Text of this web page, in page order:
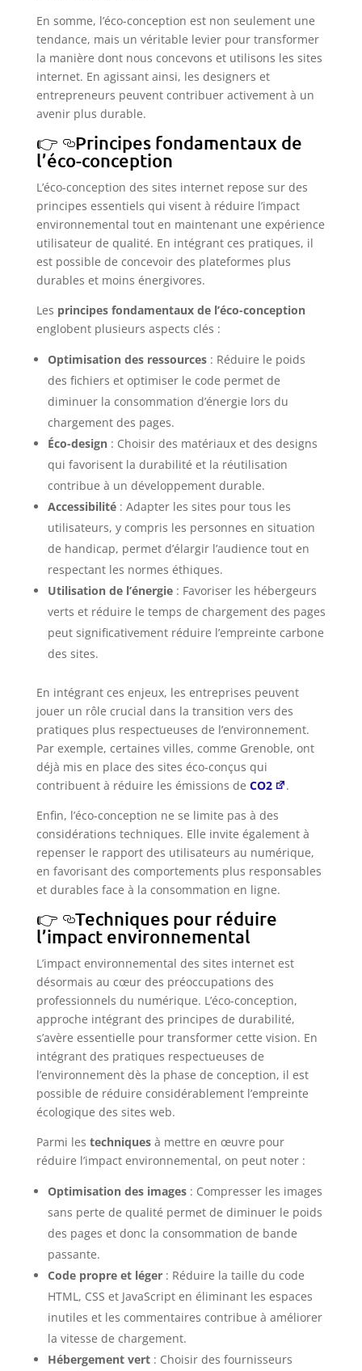
En somme, l’éco-conception est non seulement une
tendance, mais un véritable levier pour transformer
la manière dont nous concevons et utilisons les sites
internet. En agissant ainsi, les designers et
entrepreneurs peuvent contribuer activement à un
avenir plus durable.
Principes fondamentaux de
l’éco-conception
L’éco-conception des sites internet repose sur des
principes essentiels qui visent à réduire l’impact
environnemental tout en maintenant une expérience
utilisateur de qualité. En intégrant ces pratiques, il
est possible de concevoir des plateformes plus
durables et moins énergivores.
Les principes fondamentaux de l’éco-conception
englobent plusieurs aspects clés :
Optimisation des ressources: Réduire le poids
des fichiers et optimiser le code permet de
diminuer la consommation d’énergie lors du
chargement des pages.
Éco-design: Choisir des matériaux et des designs
qui favorisent la durabilité et la réutilisation
contribue à un développement durable.
Accessibilité: Adapter les sites pour tous les
utilisateurs, y compris les personnes en situation
de handicap, permet d’élargir l’audience tout en
respectant les normes éthiques.
Utilisation de l’énergie: Favoriser les hébergeurs
verts et réduire le temps de chargement des pages
peut significativement réduire l’empreinte carbone
des sites.
En intégrant ces enjeux, les entreprises peuvent
jouer un rôle crucial dans la transition vers des
pratiques plus respectueuses de l’environnement.
Par exemple, certaines villes, comme Grenoble, ont
déjà mis en place des sites éco-conçus qui
contribuent à réduire les émissions de CO2
.
Enfin, l’éco-conception ne se limite pas à des
considérations techniques. Elle invite également à
repenser le rapport des utilisateurs au numérique,
en favorisant des comportements plus responsables
et durables face à la consommation en ligne.
Techniques pour réduire
l’impact environnemental
L’impact environnemental des sites internet est
désormais au cœur des préoccupations des
professionnels du numérique. L’éco-conception,
approche intégrant des principes de durabilité,
s’avère essentielle pour transformer cette vision. En
intégrant des pratiques respectueuses de
l’environnement dès la phase de conception, il est
possible de réduire considérablement l’empreinte
écologique des sites web.
Parmi les techniquesà mettre en œuvre pour
réduire l’impact environnemental, on peut noter :
Optimisation des images: Compresser les images
sans perte de qualité permet de diminuer le poids
des pages et donc la consommation de bande
passante.
Code propre et léger: Réduire la taille du code
HTML, CSS et JavaScript en éliminant les espaces
inutiles et les commentaires contribue à améliorer
la vitesse de chargement.
Hébergement vert: Choisir des fournisseurs